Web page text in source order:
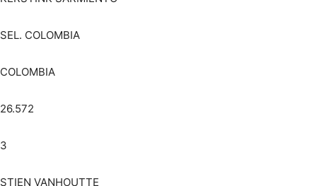
SEL. COLOMBIA
COLOMBIA
26.572
3
STIEN VANHOUTTE